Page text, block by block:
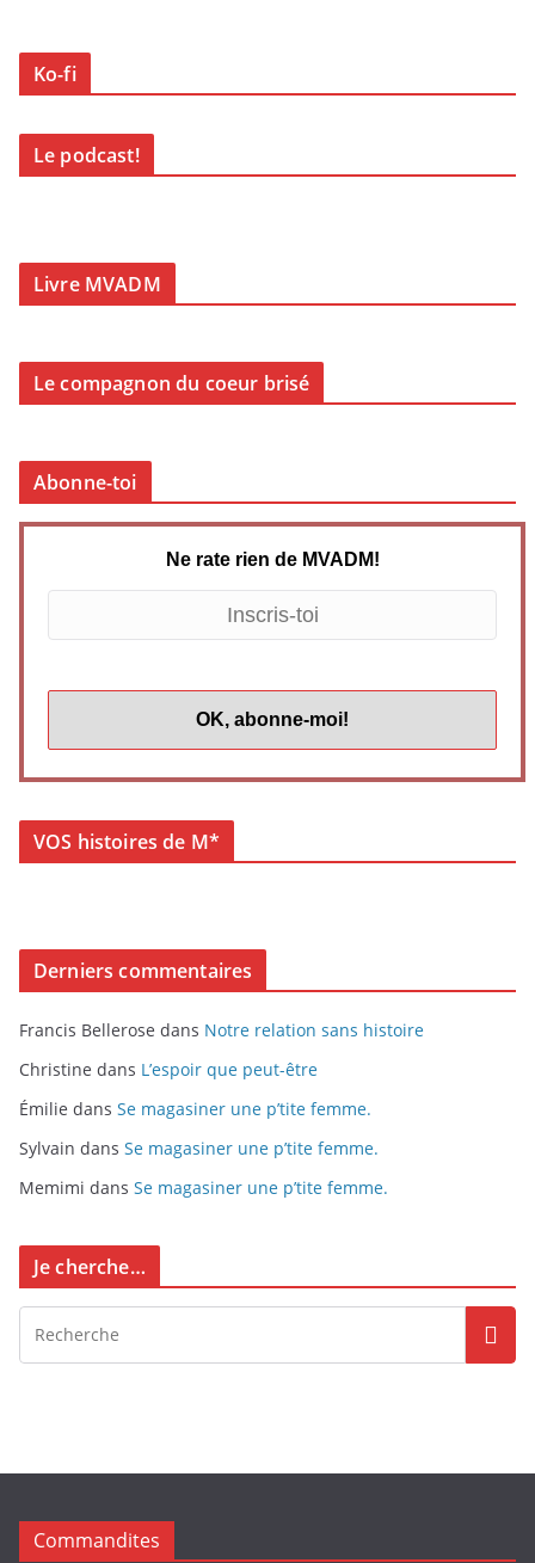
Ko-fi
Le podcast!
Livre MVADM
Le compagnon du coeur brisé
Abonne-toi
Ne rate rien de MVADM!
VOS histoires de M*
Derniers commentaires
Francis Bellerose dans Notre relation sans histoire
Christine dans L’espoir que peut-être
Émilie dans Se magasiner une p’tite femme.
Sylvain dans Se magasiner une p’tite femme.
Memimi dans Se magasiner une p’tite femme.
Je cherche…
Commandites